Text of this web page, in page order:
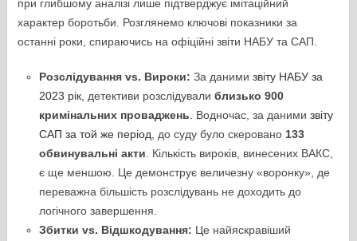
при глибшому аналізі лише підтверджує імітаційний
характер боротьби. Розглянемо ключові показники за
останні роки, спираючись на офіційні звіти НАБУ та САП.
Розслідування vs. Вироки: За даними звіту НАБУ за
2023 рік, детективи розслідували близько 900
кримінальних проваджень . Водночас, за даними звіту
САП за той же період , до суду було скеровано 133
обвинувальні акти . Кількість вироків, винесених ВАКС,
є ще меншою. Це демонструє величезну «воронку», де
переважна більшість розслідувань не доходить до
логічного завершення.
Збитки vs. Відшкодування: Це найяскравіший